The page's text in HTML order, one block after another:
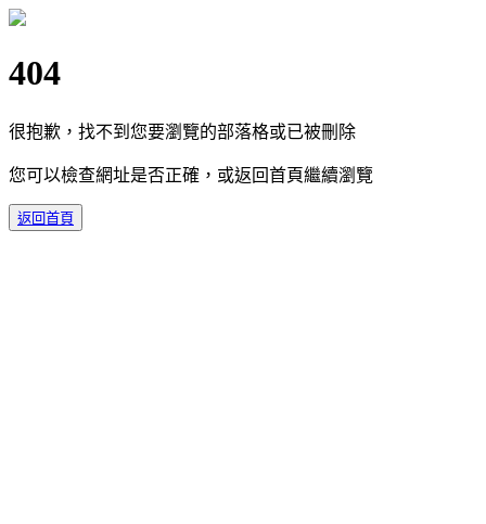
404
很抱歉，找不到您要瀏覽的部落格或已被刪除
您可以檢查網址是否正確，或返回首頁繼續瀏覽
返回首頁